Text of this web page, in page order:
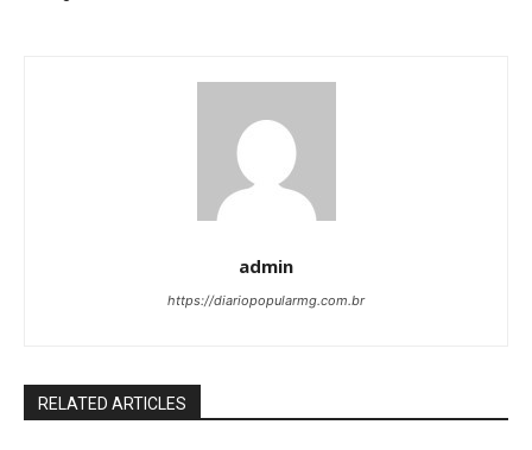
admin
https://diariopopularmg.com.br
RELATED ARTICLES